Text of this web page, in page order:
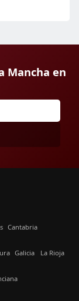
Mancha en
Cantabria
Galicia La Rioja